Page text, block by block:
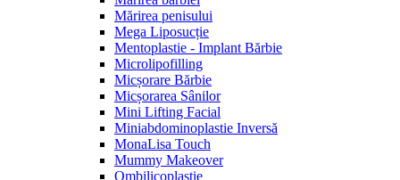
Mărirea penisului
Mega Liposucție
Mentoplastie - Implant Bărbie
Microlipofilling
Micșorare Bărbie
Micșorarea Sânilor
Mini Lifting Facial
Miniabdominoplastie Inversă
MonaLisa Touch
Mummy Makeover
Ombilicoplastie